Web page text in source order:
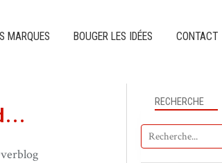
MARQUES BOUGER LES IDÉES CONTACT
RECHERCHE